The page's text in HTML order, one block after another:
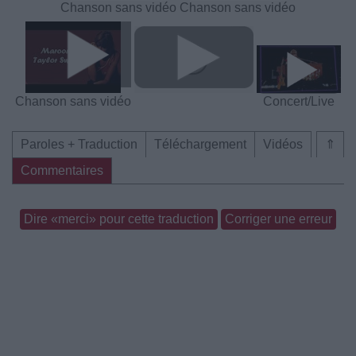
Chanson sans vidéo Chanson sans vidéo
Chanson sans vidéo Concert/Live
⇑
Paroles + Traduction Téléchargement
Vidéos
Commentaires
Dire «merci» pour cette traduction Corriger une erreur